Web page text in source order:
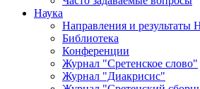
Наука
Направления и результаты
Библиотека
Конференции
Журнал "Сретенское слово"
Журнал "Диакрисис"